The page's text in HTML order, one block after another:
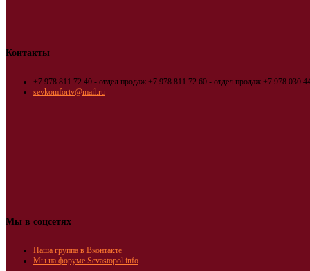
Контакты
+7 978 811 72 40 - отдел продаж +7 978 811 72 60 - отдел продаж +7 978 030
sevkomfortv@mail.ru
Мы в соцсетях
Наша группа в Вконтакте
Мы на форуме Sevastopol.info